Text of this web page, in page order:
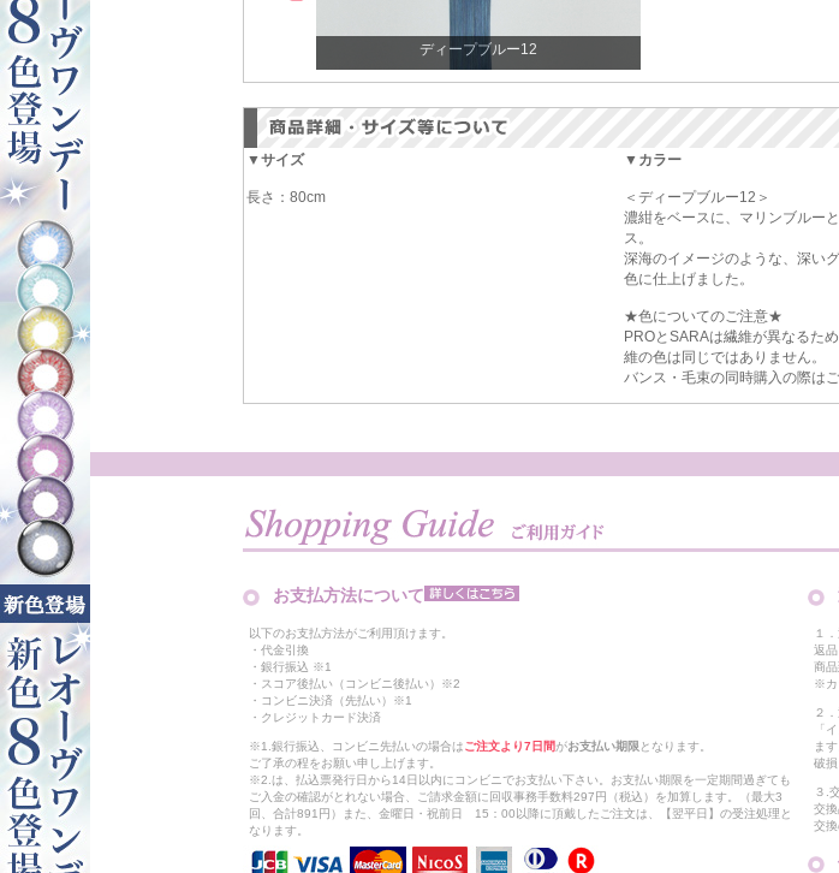
ディープブルー12
▼サイズ
長さ：80cm
▼カラー
＜ディープブルー12＞
濃紺をベースに、マリンブルー
ス。
深海のイメージのような、深い
色に仕上げました。
★色についてのご注意★
PROとSARAは繊維が異なるた
維の色は同じではありません。
バンス・毛束の同時購入の際は
お支払方法について
以下のお支払方法がご利用頂けます。
・代金引換
・銀行振込 ※1
・スコア後払い（コンビニ後払い）※2
・コンビニ決済（先払い）※1
・クレジットカード決済
※1.銀行振込、コンビニ先払いの場合はご注文より7日間がお支払い期限 となります。
ご了承の程をお願い申し上げます。
※2.は、払込票発行日から14日以内にコンビニでお支払い下さい。お支払い期限を一定期間過ぎても
ご入金の確認がとれない場合、ご請求金額に回収事務手数料297円（税込）を加算します。（最大3
回、合計891円）また、金曜日・祝前日 15：00以降に頂戴したご注文は、【翌平日】の受注処理と
なります。
１
返
商
※カ
２
「
ます
破
３.
交
交